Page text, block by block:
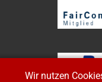
Wir nutzen